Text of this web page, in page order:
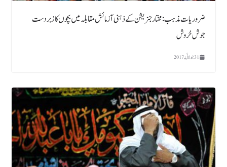
ضروریات مذہب :مختار جنریشن کےذہنی آزمائش مقابلہ میں بچوں کا زبردست
جوش خروش
31 جولائی, 2017